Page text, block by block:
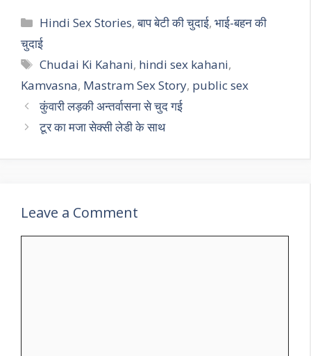
Categories
Hindi Sex Stories,बाप बेटी की चुदाई,भाई-बहन की
चुदाई
Tags
Chudai Ki Kahani, hindi sex kahani,
Kamvasna, Mastram Sex Story, public sex
कुंवारी लड़की अन्तर्वासना से चुद गई
टूर का मजा सेक्सी लेडी के साथ
Leave a Comment